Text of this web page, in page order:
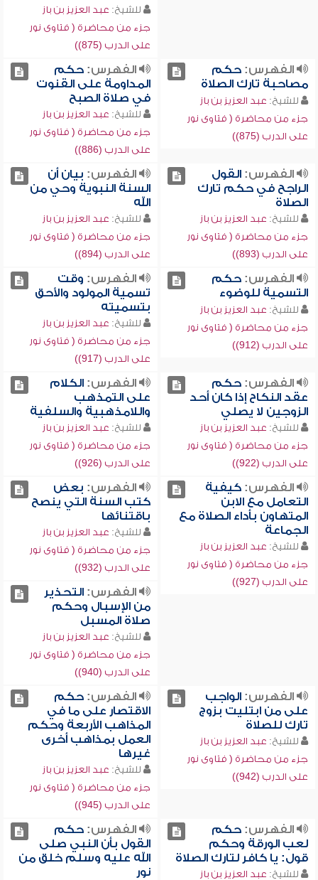
للشيخ: عبد العزيز بن باز
جزء من محاضرة ( فتاوى نور
على الدرب (875))
الفهرس:حكم
مصاحبة تارك الصلاة
للشيخ: عبد العزيز بن باز
جزء من محاضرة ( فتاوى نور
على الدرب (875))
الفهرس:حكم
المداومة على القنوت
في صلاة الصبح
للشيخ: عبد العزيز بن باز
جزء من محاضرة ( فتاوى نور
على الدرب (886))
الفهرس:القول
الراجح في حكم تارك
الصلاة
للشيخ: عبد العزيز بن باز
جزء من محاضرة ( فتاوى نور
على الدرب (893))
الفهرس: بيان أن
السنة النبوية وحي من
الله
للشيخ: عبد العزيز بن باز
جزء من محاضرة ( فتاوى نور
على الدرب (894))
الفهرس:حكم
التسمية للوضوء
للشيخ: عبد العزيز بن باز
جزء من محاضرة ( فتاوى نور
على الدرب (912))
الفهرس: وقت
تسمية المولود والأحق
بتسميته
للشيخ: عبد العزيز بن باز
جزء من محاضرة ( فتاوى نور
على الدرب (917))
الفهرس:حكم
عقد النكاح إذا كان أحد
الزوجين لا يصلي
للشيخ: عبد العزيز بن باز
جزء من محاضرة ( فتاوى نور
على الدرب (922))
الفهرس:الكلام
على التمذهب
واللامذهبية والسلفية
للشيخ: عبد العزيز بن باز
جزء من محاضرة ( فتاوى نور
على الدرب (926))
الفهرس:كيفية
التعامل مع الابن
المتهاون بأداء الصلاة مع
الجماعة
للشيخ: عبد العزيز بن باز
جزء من محاضرة ( فتاوى نور
على الدرب (927))
الفهرس: بعض
كتب السنة التي ينصح
باقتنائها
للشيخ: عبد العزيز بن باز
جزء من محاضرة ( فتاوى نور
على الدرب (932))
الفهرس:التحذير
من الإسبال وحكم
صلاة المسبل
للشيخ: عبد العزيز بن باز
جزء من محاضرة ( فتاوى نور
على الدرب (940))
الفهرس:الواجب
على من ابتليت بزوج
تارك للصلاة
للشيخ: عبد العزيز بن باز
جزء من محاضرة ( فتاوى نور
على الدرب (942))
الفهرس:حكم
الاقتصار على ما في
المذاهب الأربعة وحكم
العمل بمذاهب أخرى
غيرها
للشيخ: عبد العزيز بن باز
جزء من محاضرة ( فتاوى نور
على الدرب (945))
الفهرس:حكم
لعب الورقة وحكم
قول: يا كافر لتارك الصلاة
للشيخ: عبد العزيز بن باز
الفهرس:حكم
القول بأن النبي صلى
الله عليه وسلم خلق من
نور